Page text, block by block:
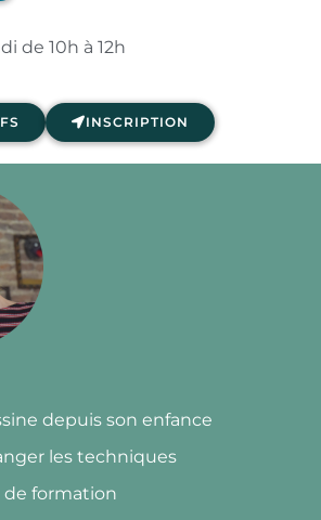
de 10h à 12h
INSCRIPTION
depuis son enfance
les techniques
de formation